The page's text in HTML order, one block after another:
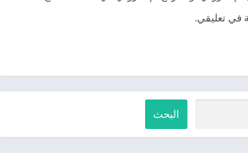
في تعليقي.
البحث